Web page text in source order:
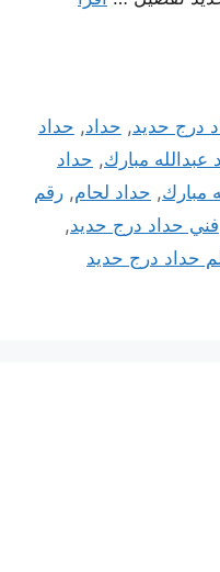
درج حديد, حداد, حداد
مبارك, حداد
مبارك, حداد لحام, رقم
فني حداد درج حديد,
حداد درج حديد